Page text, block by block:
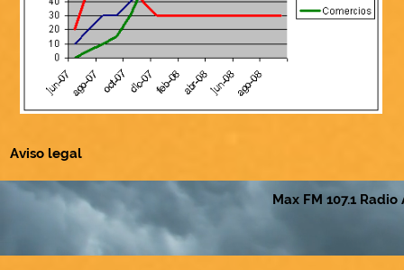
Aviso legal
Max FM 107.1